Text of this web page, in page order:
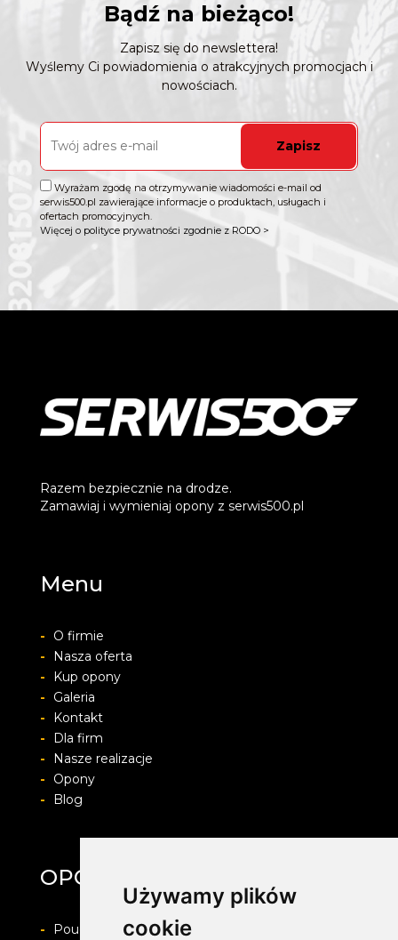
Używamy plików
cookie
Bądź na bieżąco!
Zapisz się do newslettera!
Wyślemy Ci powiadomienia o atrakcyjnych promocjach i
nowościach.
Zapisz
Wyrażam zgodę na otrzymywanie wiadomości e-mail od
serwis500.pl zawierające informacje o produktach, usługach i
ofertach promocyjnych.
Więcej o polityce prywatności zgodnie z RODO >
Razem bezpiecznie na drodze.
Zamawiaj i wymieniaj opony z serwis500.pl
Menu
-
O firmie
-
Nasza oferta
-
Kup opony
-
Galeria
-
Kontakt
-
Dla firm
-
Nasze realizacje
-
Opony
-
Blog
OPONYFELGIALU.PL
- Pouczenie o prawie do odstapienia od umowy